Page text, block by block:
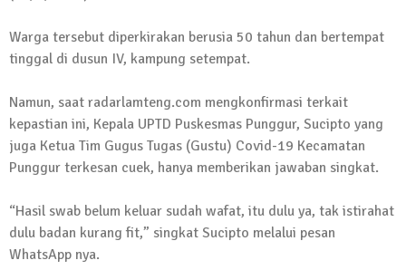
News Flash
Lamteng Terkait Dugaan Korupsi Dana
Hibah Koni
16 Oktober 2024 | 05:27
News Flash
Berikut Jadwal Debat Kandidat Cabup-
Cawabup Lampung Tengah
News Flash
Jumat Berkah SMSI Tulang Bawang
Sasar Sejumlah Warga Kurang Mampu
Warga tersebut diperkirakan berusia 50 tahun dan bertempat
tinggal di dusun IV, kampung setempat.
Namun, saat radarlamteng.com mengkonfirmasi terkait
kepastian ini, Kepala UPTD Puskesmas Punggur, Sucipto yang
juga Ketua Tim Gugus Tugas (Gustu) Covid-19 Kecamatan
Punggur terkesan cuek, hanya memberikan jawaban singkat.
“Hasil swab belum keluar sudah wafat, itu dulu ya, tak istirahat
dulu badan kurang fit,” singkat Sucipto melalui pesan
WhatsApp nya.